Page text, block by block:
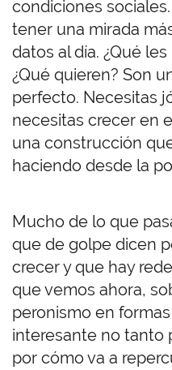
condiciones
tener una mirada
datos al día. ¿Qué
¿Qué quieren? Son
perfecto. Necesitas
necesitas crecer en
una construcción
haciendo desde la
Mucho de lo que
que de golpe dicen
crecer y que hay
que vemos ahora,
peronismo en
interesante no tanto
por cómo va a